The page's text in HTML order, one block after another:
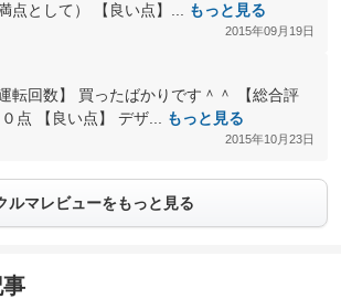
点として） 【良い点】...
もっと見る
2015年09月19日
転回数】 買ったばかりです＾＾ 【総合評
点 【良い点】 デザ...
もっと見る
2015年10月23日
ルマレビューをもっと見る